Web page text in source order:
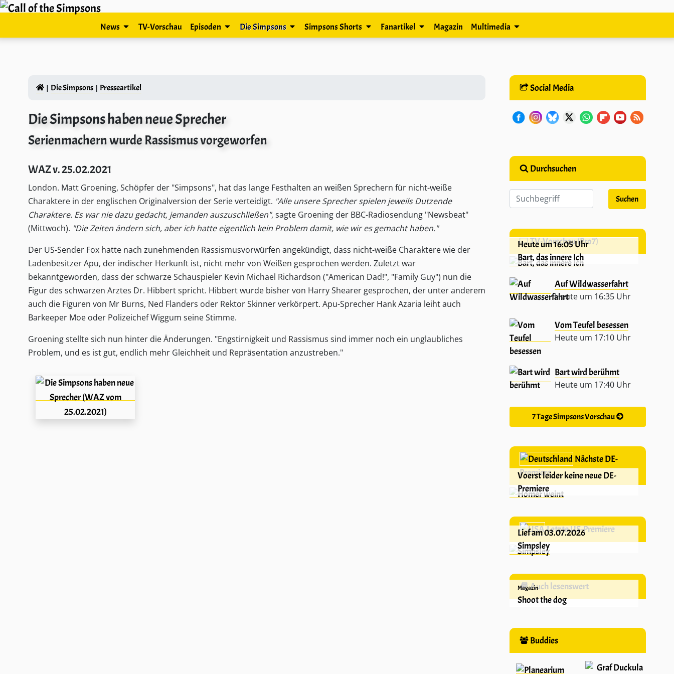
News TV-Vorschau Episoden Die Simpsons Simpsons Shorts Fanartikel Magazin Multimedia
Die Simpsons Presseartikel
Die Simpsons haben neue Sprecher
Serienmachern wurde Rassismus vorgeworfen
WAZ v. 25.02.2021
London. Matt Groening, Schöpfer der "Simpsons", hat das lange Festhalten an weißen Sprechern für nicht-weiße
Charaktere in der englischen Originalversion der Serie verteidigt. "Alle unsere Sprecher spielen jeweils Dutzende
Charaktere. Es war nie dazu gedacht, jemanden auszuschließen", sagte Groening der BBC-Radiosendung "Newsbeat"
(Mittwoch). "Die Zeiten ändern sich, aber ich hatte eigentlich kein Problem damit, wie wir es gemacht haben."
Der US-Sender Fox hatte nach zunehmenden Rassismusvorwürfen angekündigt, dass nicht-weiße Charaktere wie der
Ladenbesitzer Apu, der indischer Herkunft ist, nicht mehr von Weißen gesprochen werden. Zuletzt war
bekanntgeworden, dass der schwarze Schauspieler Kevin Michael Richardson ("American Dad!", "Family Guy") nun die
Figur des schwarzen Arztes Dr. Hibbert spricht. Hibbert wurde bisher von Harry Shearer gesprochen, der unter anderem
auch die Figuren von Mr Burns, Ned Flanders oder Rektor Skinner verkörpert. Apu-Sprecher Hank Azaria leiht auch
Barkeeper Moe oder Polizeichef Wiggum seine Stimme.
Groening stellte sich nun hinter die Änderungen. "Engstirnigkeit und Rassismus sind immer noch ein unglaubliches
Problem, und es ist gut, endlich mehr Gleichheit und Repräsentation anzustreben."
Social Media
Durchsuchen
TV-Vorschau (Pro7)
Heute um 16:05 Uhr
Bart, das innere Ich
Auf Wildwasserfahrt
Heute um 16:35 Uhr
Vom Teufel besessen
Heute um 17:10 Uhr
Bart wird berühmt
Heute um 17:40 Uhr
7 Tage Simpsons Vorschau
Nächste DE-
Premiere
Voerst leider keine neue DE-
Premiere
Letzte US-Premiere
Lief am 03.07.2026
Simpsley
Auch lesenswert
Magazin
Shoot the dog
Buddies